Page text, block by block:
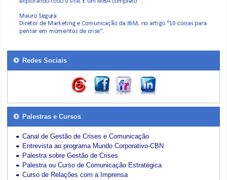
Redes Sociais
Palestras e Cursos
Canal de Gestão de Crises e Comunicação
Entrevista ao programa Mundo Corporativo-CBN
Palestra sobre Gestão de Crises
Palestra ou Curso de Comunicação Estratégica
Curso de Relações com a Imprensa